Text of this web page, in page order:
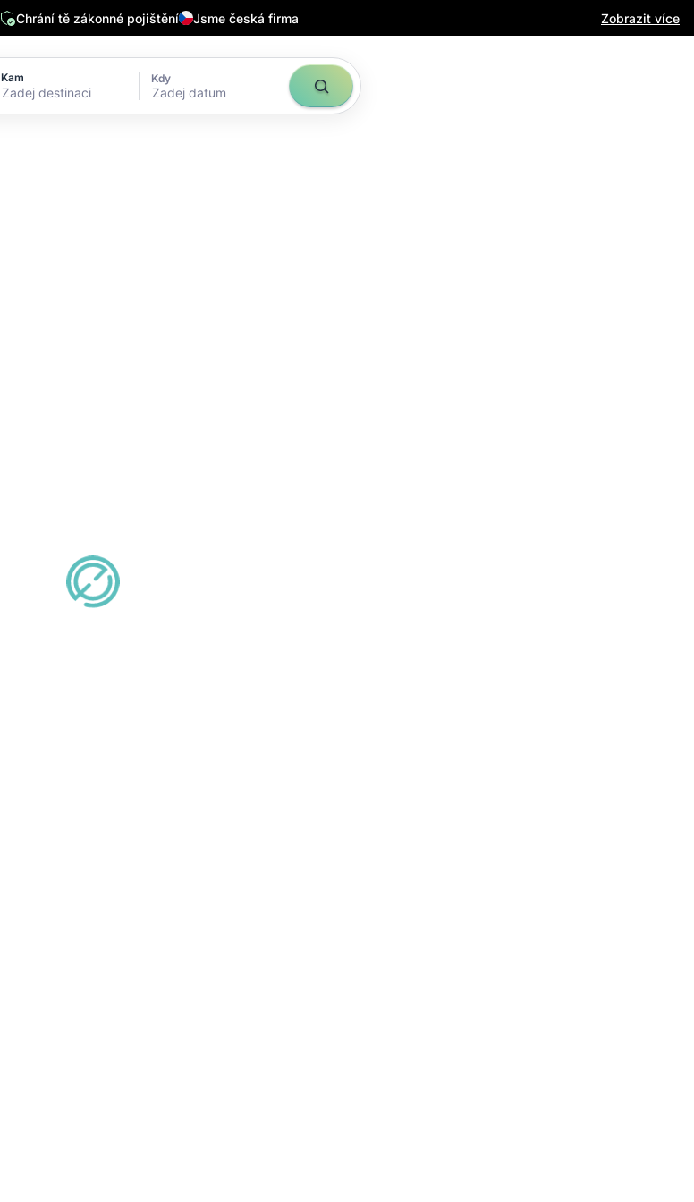
Chrání tě zákonné pojištění Jsme česká firma Zobrazit více
Kam Kdy
Zadej datum